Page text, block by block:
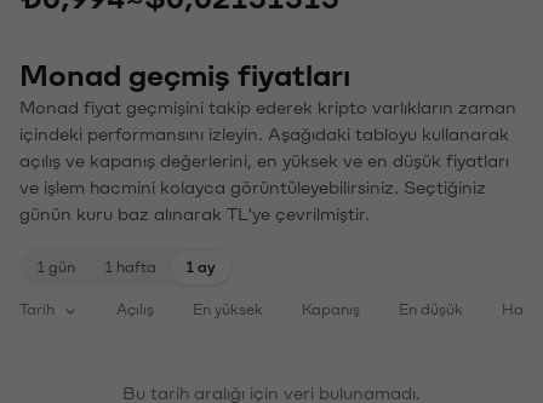
Monad geçmiş fiyatları
Monad fiyat geçmişini takip ederek kripto varlıkların zaman
içindeki performansını izleyin. Aşağıdaki tabloyu kullanarak
açılış ve kapanış değerlerini, en yüksek ve en düşük fiyatları
ve işlem hacmini kolayca görüntüleyebilirsiniz. Seçtiğiniz
günün kuru baz alınarak TL'ye çevrilmiştir.
1 gün 1 hafta 1 ay
Tarih Açılış En yüksek Kapanış En düşük
Bu tarih aralığı için veri bulunamadı.